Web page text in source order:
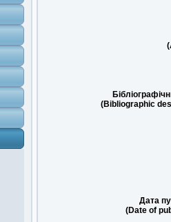
(Bibliographic
Дата
(Date of